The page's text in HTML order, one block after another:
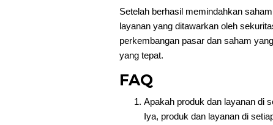
Setelah berhasil memindahkan
layanan yang ditawarkan oleh
perkembangan pasar dan saham
yang tepat.
FAQ
Apakah produk dan layanan di
Iya, produk dan layanan di